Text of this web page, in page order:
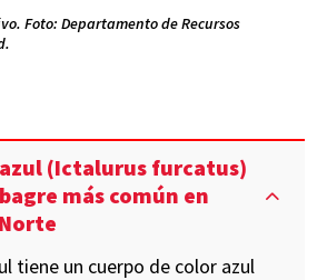
Foto: Departamento de Recursos
azul (Ictalurus furcatus)
más común en
tiene un cuerpo de color azul